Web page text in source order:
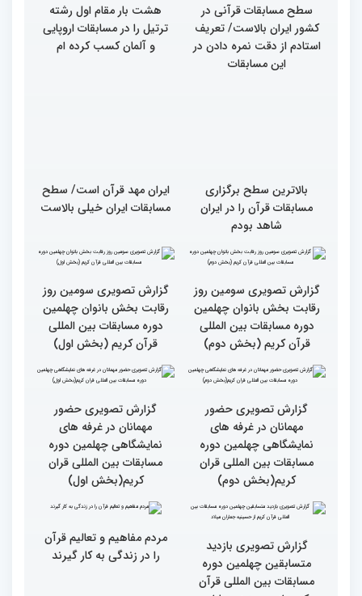
سطح مسابقات قرآنی در
کشور ایران بالاست/ تعریف
استادم از دقت نمره دادن در
این مسابقات
هشت بار مقام اول رشته
ترتیل را در مسابقات اروپایی
و آلمان کسب کرده ام
بالاترین سطح برگزاری
مسابقات قرآن را در ایران
شاهد بودم
ایران مهد قرآن است/ سطح
مسابقات ایران خیلی بالاست
گزارش تصویری سومین روز
رقابت بخش بانوان چهلمین
دوره مسابقات بین المللی
قرآن کریم (بخش دوم)
گزارش تصویری سومین روز
رقابت بخش بانوان چهلمین
دوره مسابقات بین المللی
قرآن کریم (بخش اول)
گزارش تصویری حضور
مهمانان در غرفه های
نمایشگاهی چهلمین دوره
مسابقات بین المللی قران
کریم(بخش دوم)
گزارش تصویری حضور
مهمانان در غرفه های
نمایشگاهی چهلمین دوره
کریم(بخش اول)